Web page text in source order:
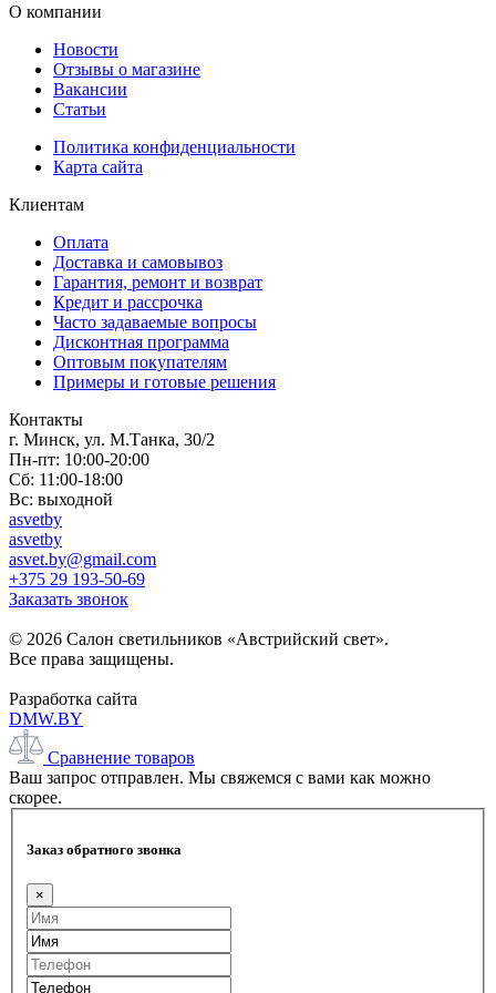
О компании
Новости
Отзывы о магазине
Вакансии
Статьи
Политика конфиденциальности
Карта сайта
Клиентам
Оплата
Доставка и самовывоз
Гарантия, ремонт и возврат
Кредит и рассрочка
Часто задаваемые вопросы
Дисконтная программа
Оптовым покупателям
Примеры и готовые решения
Контакты
г. Минск, ул. М.Танка, 30/2
Пн-пт: 10:00-20:00
Сб: 11:00-18:00
Вс: выходной
asvetby
asvetby
asvet.by@gmail.com
+375 29 193-50-69
Заказать звонок
© 2026 Салон светильников «Австрийский свет».
Все права защищены.
Разработка сайта
DMW.BY
Сравнение товаров
Ваш запрос отправлен. Мы свяжемся с вами как можно
скорее.
Заказ обратного звонка
×